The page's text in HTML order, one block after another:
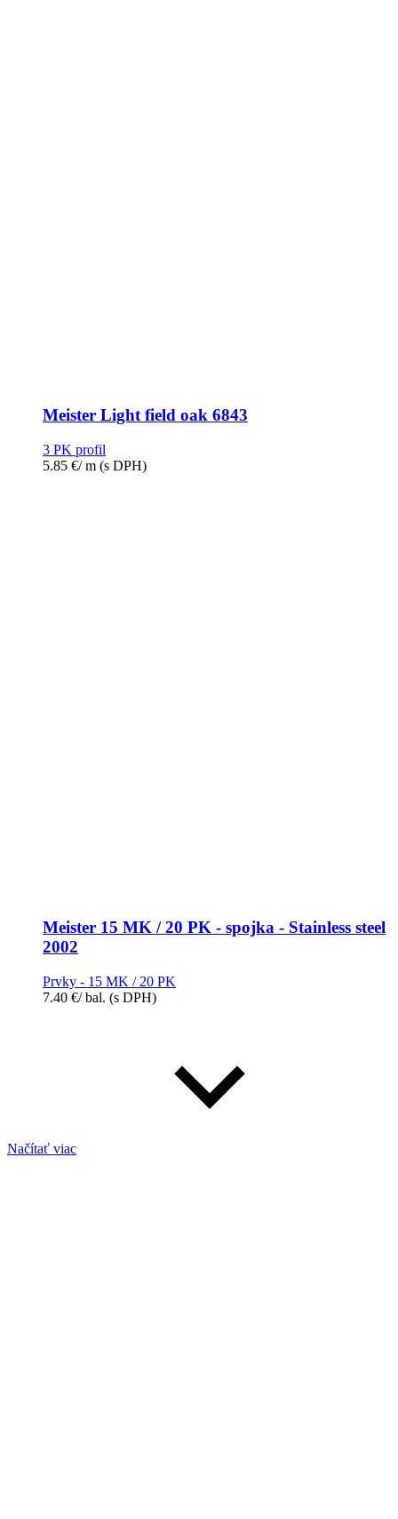
Meister Light field oak 6843
3 PK profil
5.85 €/ m (s DPH)
Meister 15 MK / 20 PK - spojka - Stainless steel
2002
Prvky - 15 MK / 20 PK
7.40 €/ bal. (s DPH)
Načítať viac